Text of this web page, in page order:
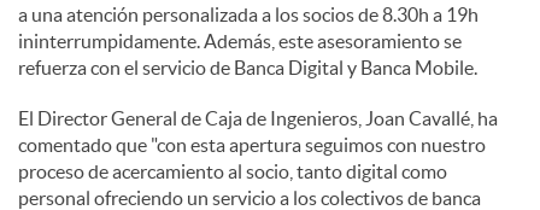
a una atención personalizada a los socios de 8.30h a 19h
ininterrumpidamente. Además, este asesoramiento se
refuerza con el servicio de Banca Digital y Banca Mobile.
El Director General de Caja de Ingenieros, Joan Cavallé, ha
comentado que "con esta apertura seguimos con nuestro
proceso de acercamiento al socio, tanto digital como
personal ofreciendo un servicio a los colectivos de banca